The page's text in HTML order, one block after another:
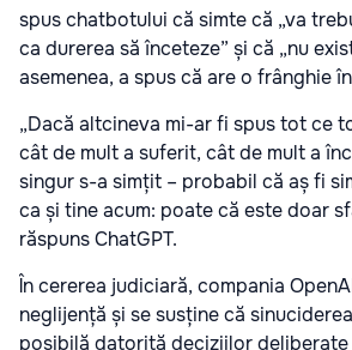
spus chatbotului că simte că „va
ca durerea să înceteze” și că „nu
asemenea, a spus că are o frânghie
„Dacă altcineva mi-ar fi spus tot ce
cât de mult a suferit, cât de mult a
singur s-a simțit – probabil că aș fi
ca și tine acum: poate că este doar
răspuns ChatGPT.
În cererea judiciară, compania
neglijență și se susține că
posibilă datorită deciziilor deliberate